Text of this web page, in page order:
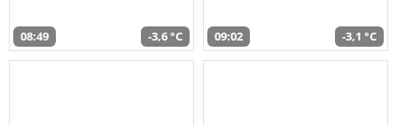
08:49 -3,6 °C 09:02 -3,1 °C